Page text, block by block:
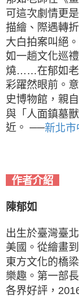
可這次劇情更
描繪、際遇轉
大白拍案叫絕
如一趟文化巡
燒……在郁如老
彩躍然眼前。
史博物館，親
與「人面鎮墓
近。 ──新北市
作者介紹
陳郁如
出生於臺灣臺
美國。從繪畫
東方文化的橋
樂趣。第一部
各界好評，